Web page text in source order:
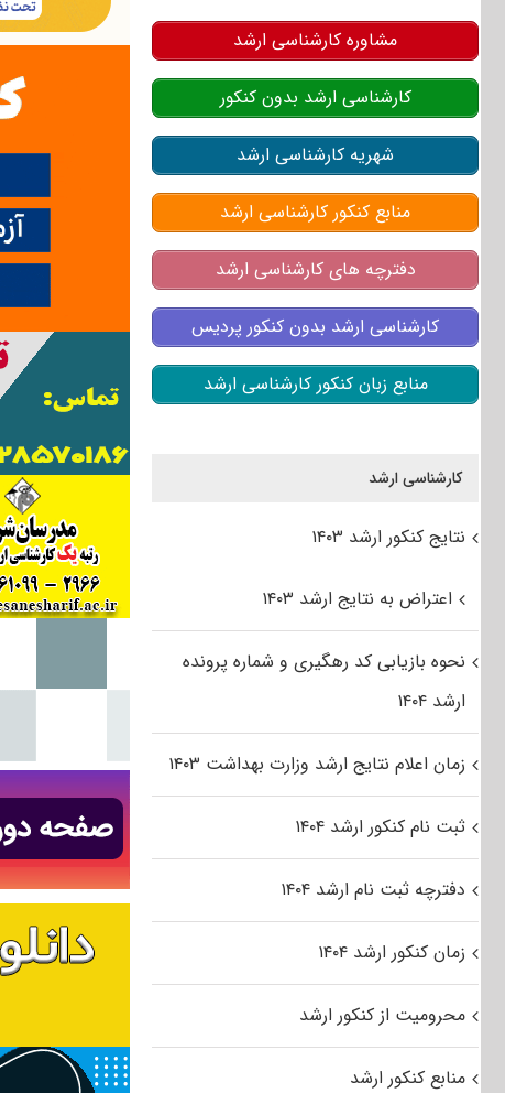
مشاوره کارشناسی ارشد
کارشناسی ارشد بدون کنکور
شهریه کارشناسی ارشد
منابع کنکور کارشناسی ارشد
دفترچه های کارشناسی ارشد
کارشناسی ارشد بدون کنکور پردیس
منابع زبان کنکور کارشناسی ارشد
کارشناسی ارشد
نتایج کنکور ارشد ۱۴۰۳
اعتراض به نتایج ارشد ۱۴۰۳
نحوه بازیابی کد رهگیری و شماره پرونده
ارشد ۱۴۰۴
زمان اعلام نتایج ارشد وزارت بهداشت ۱۴۰۳
ثبت نام کنکور ارشد ۱۴۰۴
دفترچه ثبت نام ارشد ۱۴۰۴
زمان کنکور ارشد ۱۴۰۴
محرومیت از کنکور ارشد
منابع کنکور ارشد